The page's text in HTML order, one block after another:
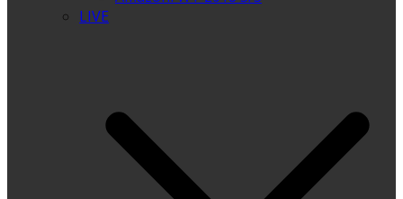
LIVE